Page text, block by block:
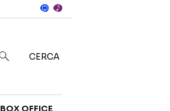
CERCA
BOX OFFICE